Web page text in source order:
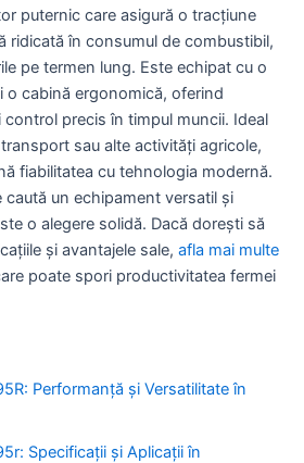
puternic care asigură o tracțiune
ridicată în consumul de combustibil,
pe termen lung. Este echipat cu o
o cabină ergonomică, oferind
precis în timpul muncii. Ideal
sau alte activități agricole,
fiabilitatea cu tehnologia modernă.
caută un echipament versatil și
o alegere solidă. Dacă dorești să
și avantajele sale, afla mai multe
poate spori productivitatea fermei
Performanță și Versatilitate în
Specificații și Aplicații în